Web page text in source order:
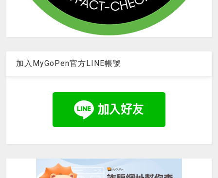
加入MyGoPen官方LINE帳號